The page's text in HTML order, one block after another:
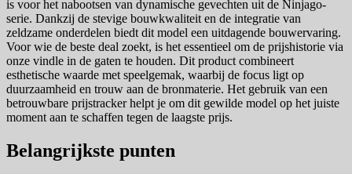
is voor het nabootsen van dynamische gevechten uit de Ninjago-
serie. Dankzij de stevige bouwkwaliteit en de integratie van
zeldzame onderdelen biedt dit model een uitdagende bouwervaring.
Voor wie de beste deal zoekt, is het essentieel om de prijshistorie via
onze vindle in de gaten te houden. Dit product combineert
esthetische waarde met speelgemak, waarbij de focus ligt op
duurzaamheid en trouw aan de bronmaterie. Het gebruik van een
betrouwbare prijstracker helpt je om dit gewilde model op het juiste
moment aan te schaffen tegen de laagste prijs.
Belangrijkste punten